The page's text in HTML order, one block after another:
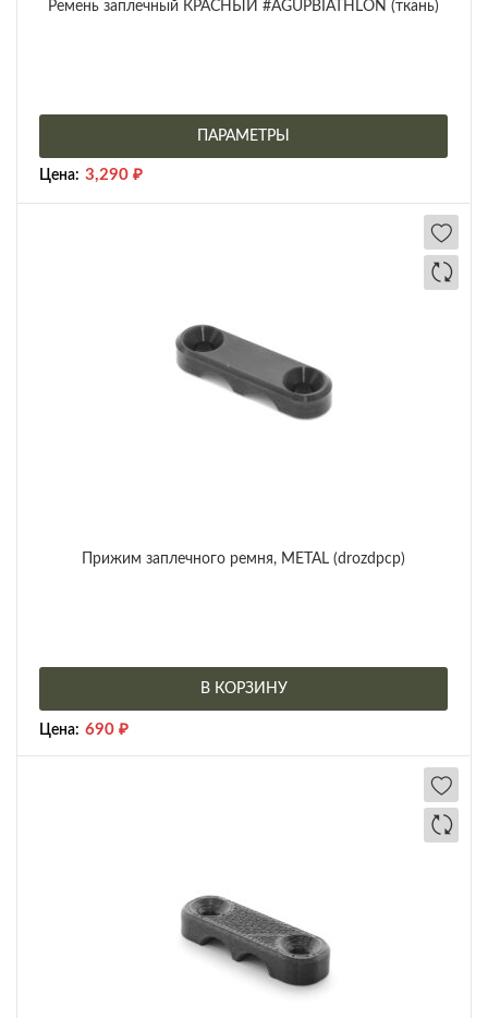
Ремень заплечный КРАСНЫЙ #AGUPBIATHLON (ткань)
ПАРАМЕТРЫ
Цена: 3,290 ₽
Прижим заплечного ремня, METAL (drozdpcp)
В КОРЗИНУ
Цена: 690 ₽